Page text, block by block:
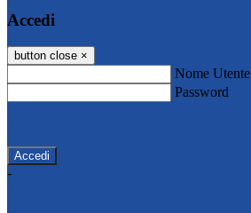
Accedi
button close ×
Nome Utente
Password
-